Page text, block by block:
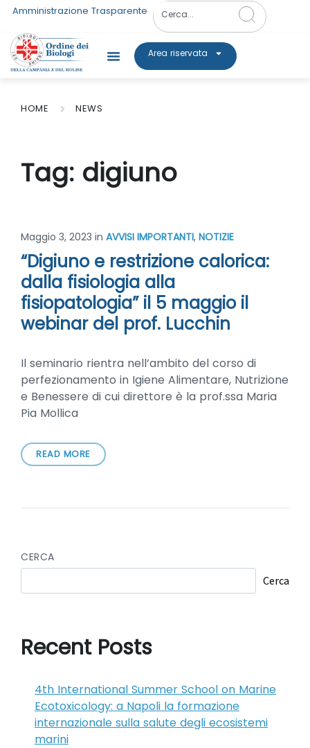
Amministrazione Trasparente
Area riservata
HOME NEWS
Tag: digiuno
Maggio 3, 2023 in AVVISI IMPORTANTI, NOTIZIE
“Digiuno e restrizione calorica:
dalla fisiologia alla
fisiopatologia” il 5 maggio il
webinar del prof. Lucchin
Il seminario rientra nell’ambito del corso di
perfezionamento in Igiene Alimentare, Nutrizione
e Benessere di cui direttore è la prof.ssa Maria
Pia Mollica
READ MORE
CERCA
Cerca
Recent Posts
4th International Summer School on Marine
Ecotoxicology: a Napoli la formazione
internazionale sulla salute degli ecosistemi
marini